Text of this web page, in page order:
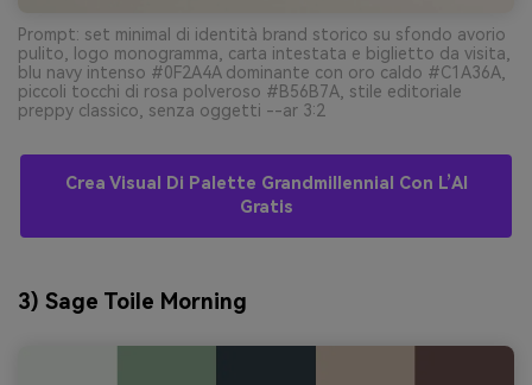
Prompt: set minimal di identità brand storico su sfondo avorio
pulito, logo monogramma, carta intestata e biglietto da visita,
blu navy intenso #0F2A4A dominante con oro caldo #C1A36A,
piccoli tocchi di rosa polveroso #B56B7A, stile editoriale
preppy classico, senza oggetti --ar 3:2
Crea Visual Di Palette Grandmillennial Con L’AI
Gratis
3) Sage Toile Morning